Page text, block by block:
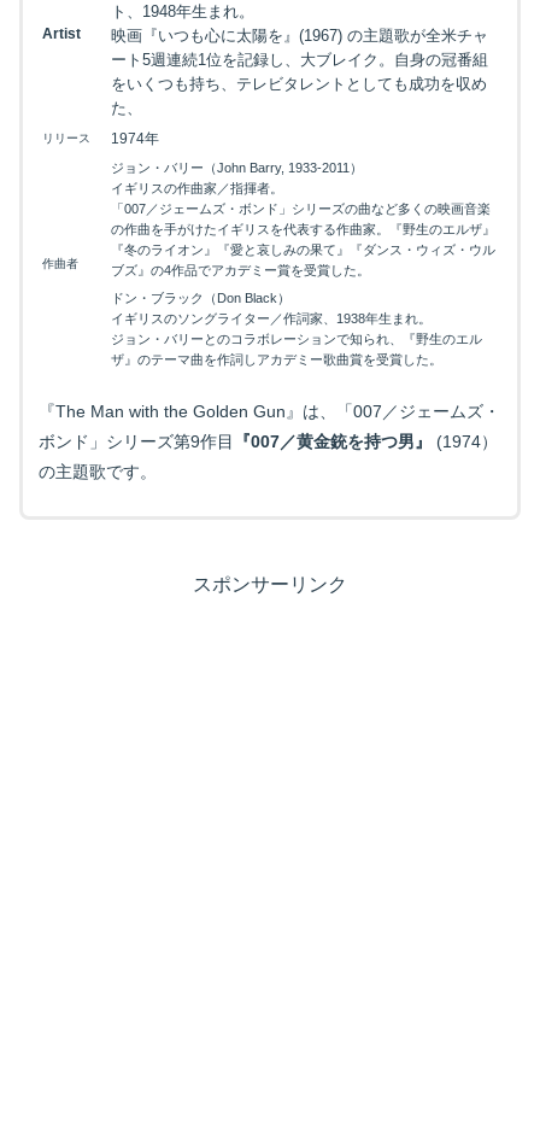
Artist
ト、1948年生まれ。
映画『いつも心に太陽を』(1967) の主題歌が全米チャ
ート5週連続1位を記録し、大ブレイク。自身の冠番組
をいくつも持ち、テレビタレントとしても成功を収め
た、
リリース 1974年
作曲者
ジョン・バリー（John Barry, 1933-2011）
イギリスの作曲家／指揮者。
「007／ジェームズ・ボンド」シリーズの曲など多くの映画音楽
の作曲を手がけたイギリスを代表する作曲家。『野生のエルザ』
『冬のライオン』『愛と哀しみの果て』『ダンス・ウィズ・ウル
ブズ』の4作品でアカデミー賞を受賞した。
ドン・ブラック（Don Black）
イギリスのソングライター／作詞家、1938年生まれ。
ジョン・バリーとのコラボレーションで知られ、『野生のエル
ザ』のテーマ曲を作詞しアカデミー歌曲賞を受賞した。
『The Man with the Golden Gun』は、「007／ジェームズ・
ボンド」シリーズ第9作目
『007／黄金銃を持つ男』
(1974）
の主題歌です。
スポンサーリンク